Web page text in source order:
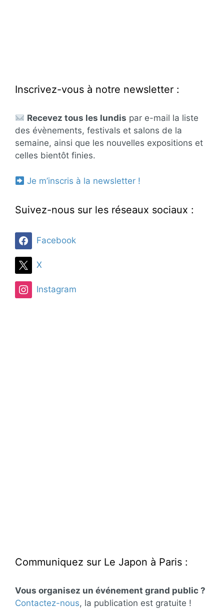
Inscrivez-vous à notre newsletter :
Recevez tous les lundis par e-mail la liste
des évènements, festivals et salons de la
semaine, ainsi que les nouvelles expositions et
celles bientôt finies.
Je m’inscris à la newsletter !
Suivez-nous sur les réseaux sociaux :
Facebook
X
Instagram
Communiquez sur Le Japon à Paris :
Vous organisez un événement grand public ?
Contactez-nous, la publication est gratuite !